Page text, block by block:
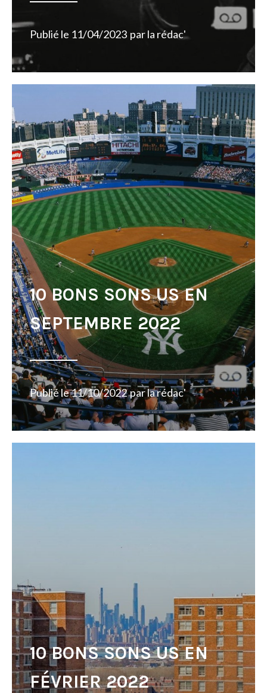
Publié le 11/04/2023 parla rédac'
10 BONS SONS US EN
SEPTEMBRE 2022
Publié le11/10/2022 parla rédac'
10 BONS SONS US EN
FÉVRIER 2022